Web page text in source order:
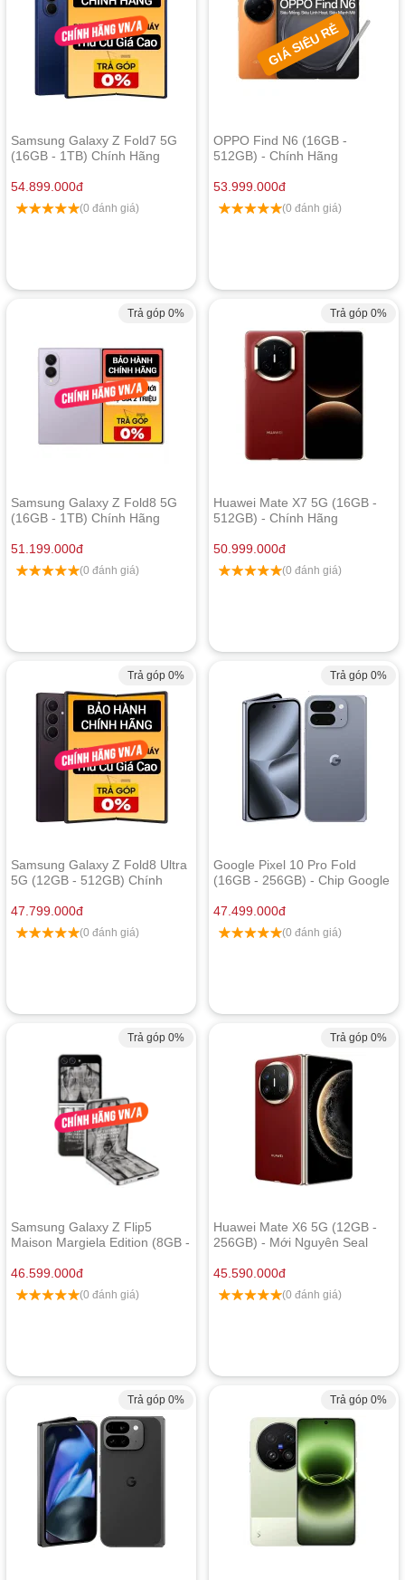
Samsung Galaxy Z Fold7 5G
(16GB - 1TB) Chính Hãng
54.899.000đ
(0 đánh giá)
GIÁ SIÊU RẺ
OPPO Find N6 (16GB -
512GB) - Chính Hãng
53.999.000đ
(0 đánh giá)
Trả góp 0%
Samsung Galaxy Z Fold8 5G
(16GB - 1TB) Chính Hãng
51.199.000đ
(0 đánh giá)
Trả góp 0%
Huawei Mate X7 5G (16GB -
512GB) - Chính Hãng
50.999.000đ
(0 đánh giá)
Trả góp 0%
Samsung Galaxy Z Fold8 Ultra
5G (12GB - 512GB) Chính
47.799.000đ
(0 đánh giá)
Trả góp 0%
Google Pixel 10 Pro Fold
(16GB - 256GB) - Chip Google
47.499.000đ
(0 đánh giá)
Trả góp 0%
Samsung Galaxy Z Flip5
Maison Margiela Edition (8GB -
46.599.000đ
(0 đánh giá)
Trả góp 0%
Huawei Mate X6 5G (12GB -
256GB) - Mới Nguyên Seal
45.590.000đ
(0 đánh giá)
Trả góp 0% Trả góp 0%